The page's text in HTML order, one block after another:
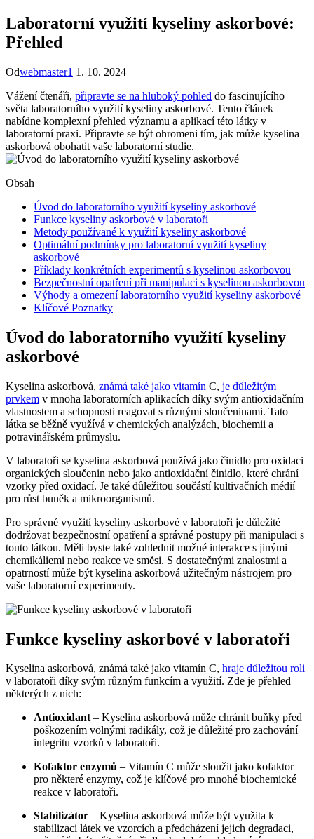
Laboratorní využití kyseliny askorbové:
Přehled
Odwebmaster1 1. 10. 2024
Vážení čtenáři, připravte se na hluboký pohled do fascinujícího
světa laboratorního využití kyseliny askorbové. Tento článek
nabídne komplexní přehled významu a aplikací této látky v
laboratorní praxi. Připravte se být ohromeni tím, jak může kyselina
askorbová obohatit vaše laboratorní studie.
Obsah
Úvod do laboratorního využití kyseliny askorbové
Funkce kyseliny askorbové v laboratoři
Metody používané k využití kyseliny askorbové
Optimální podmínky pro laboratorní využití kyseliny
askorbové
Příklady konkrétních experimentů s kyselinou askorbovou
Bezpečnostní opatření při manipulaci s kyselinou askorbovou
Výhody a omezení laboratorního využití kyseliny askorbové
Klíčové Poznatky
Úvod do laboratorního využití kyseliny
askorbové
Kyselina askorbová, známá také jako vitamín C, je důležitým
prvkem v mnoha laboratorních aplikacích díky svým antioxidačním
vlastnostem a schopnosti reagovat s různými sloučeninami. Tato
látka se běžně využívá v chemických analýzách, biochemii a
potravinářském průmyslu.
V laboratoři se kyselina askorbová používá jako činidlo pro oxidaci
organických sloučenin nebo jako antioxidační činidlo, které chrání
vzorky před oxidací. Je také důležitou součástí kultivačních médií
pro růst buněk a mikroorganismů.
Pro správné využití kyseliny askorbové v laboratoři je důležité
dodržovat bezpečnostní opatření a správné postupy při manipulaci s
touto látkou. Měli byste také zohlednit možné interakce s jinými
chemikáliemi nebo reakce ve směsi. S dostatečnými znalostmi a
opatrností může být kyselina askorbová užitečným nástrojem pro
vaše laboratorní experimenty.
Funkce kyseliny askorbové v laboratoři
Kyselina askorbová, známá také jako vitamín C, hraje důležitou roli
v laboratoři díky svým různým funkcím a využití. Zde je přehled
některých z nich:
Antioxidant– Kyselina askorbová může chránit buňky před
poškozením volnými radikály, což je důležité pro zachování
integritu vzorků v laboratoři.
Kofaktor enzymů – Vitamín C může sloužit jako kofaktor
pro některé enzymy, což je klíčové pro mnohé biochemické
reakce v laboratoři.
Stabilizátor – Kyselina askorbová může být využita k
stabilizaci látek ve vzorcích a předcházení jejich degradaci,